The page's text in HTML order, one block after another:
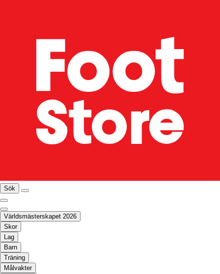
Sök
Världsmästerskapet 2026
Skor
Lag
Barn
Träning
Målvakter